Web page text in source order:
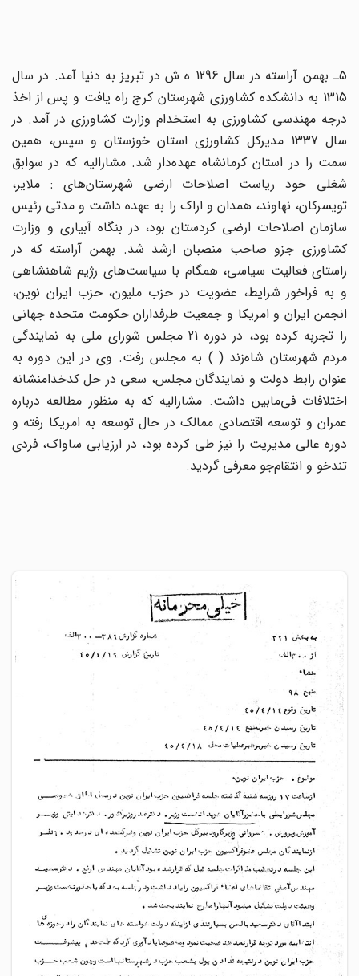
5ـ بهمن آراسته در سال 1296 ه ش در تبریز به دنیا آمد. در سال
1315 به دانشکده کشاورزى شهرستان کرج راه یافت و پس از اخذ
درجه مهندسى کشاورزى به استخدام وزارت کشاورزى در آمد. در
سال 1337 مدیرکل کشاورزى استان خوزستان و سپس، همین
سمت را در استان کرمانشاه عهده‌دار شد. مشارالیه که در سوابق
شغلى خود ریاست اصلاحات ارضى شهرستان‌هاى : ملایر،
تویسرکان، نهاوند، همدان و اراک را به عهده داشت و مدتى رئیس
سازمان اصلاحات ارضى کردستان بود، در بنگاه آبیارى و وزارت
کشاورزى جزو صاحب منصبان ارشد شد. بهمن آراسته که در
راستاى فعالیت سیاسى، همگام با سیاست‌هاى رژیم شاهنشاهى
و به فراخور شرایط، عضویت در حزب ملیون، حزب ایران نوین،
انجمن ایران و امریکا و جمعیت طرفداران حکومت متحده جهانى
را تجربه کرده بود، در دوره 21 مجلس شوراى ملى به نمایندگى
مردم شهرستان شاه‌زند ( ) به مجلس رفت. وى در این دوره به
عنوان رابط دولت و نمایندگان مجلس، سعى در حل کدخدامنشانه
اختلافات فى‌مابین داشت. مشارالیه که به منظور مطالعه درباره
عمران و توسعه اقتصادى ممالک در حال توسعه به امریکا رفته و
دوره عالى مدیریت را نیز طى کرده بود، در ارزیابى ساواک، فردى
تندخو و انتقام‌جو معرفى گردید.